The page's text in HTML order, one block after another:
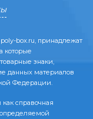
box.ru, принадлежат
которые
знаки,
данных материалов
Федерации.
справочная